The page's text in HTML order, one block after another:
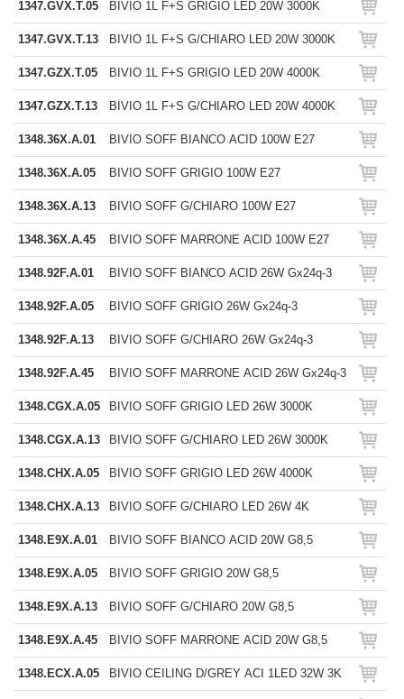
1347.GVX.T.05 BIVIO 1L F+S GRIGIO LED 20W 3000K
1347.GVX.T.13 BIVIO 1L F+S G/CHIARO LED 20W 3000K
1347.GZX.T.05 BIVIO 1L F+S GRIGIO LED 20W 4000K
1347.GZX.T.13 BIVIO 1L F+S G/CHIARO LED 20W 4000K
1348.36X.A.01 BIVIO SOFF BIANCO ACID 100W E27
1348.36X.A.05 BIVIO SOFF GRIGIO 100W E27
1348.36X.A.13 BIVIO SOFF G/CHIARO 100W E27
1348.36X.A.45 BIVIO SOFF MARRONE ACID 100W E27
1348.92F.A.01 BIVIO SOFF BIANCO ACID 26W Gx24q-3
1348.92F.A.05 BIVIO SOFF GRIGIO 26W Gx24q-3
1348.92F.A.13 BIVIO SOFF G/CHIARO 26W Gx24q-3
1348.92F.A.45 BIVIO SOFF MARRONE ACID 26W Gx24q-3
1348.CGX.A.05 BIVIO SOFF GRIGIO LED 26W 3000K
1348.CGX.A.13 BIVIO SOFF G/CHIARO LED 26W 3000K
1348.CHX.A.05 BIVIO SOFF GRIGIO LED 26W 4000K
1348.CHX.A.13 BIVIO SOFF G/CHIARO LED 26W 4K
1348.E9X.A.01 BIVIO SOFF BIANCO ACID 20W G8,5
1348.E9X.A.05 BIVIO SOFF GRIGIO 20W G8,5
1348.E9X.A.13 BIVIO SOFF G/CHIARO 20W G8,5
1348.E9X.A.45 BIVIO SOFF MARRONE ACID 20W G8,5
1348.ECX.A.05 BIVIO CEILING D/GREY ACI 1LED 32W 3K